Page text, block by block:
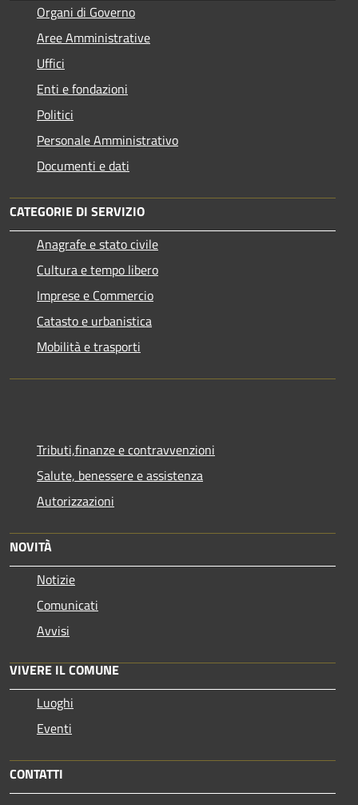
Organi di Governo
Aree Amministrative
Uffici
Enti e fondazioni
Politici
Personale Amministrativo
Documenti e dati
CATEGORIE DI SERVIZIO
Anagrafe e stato civile
Cultura e tempo libero
Imprese e Commercio
Catasto e urbanistica
Mobilità e trasporti
Tributi,finanze e contravvenzioni
Salute, benessere e assistenza
Autorizzazioni
NOVITÀ
Notizie
Comunicati
Avvisi
VIVERE IL COMUNE
Luoghi
Eventi
CONTATTI